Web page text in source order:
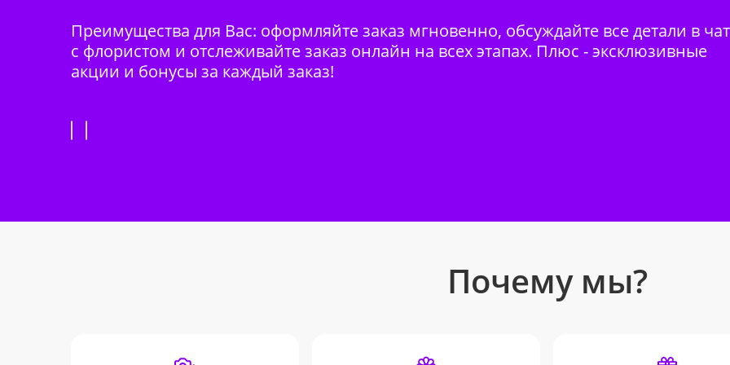
Преимущества для Вас: оформляйте заказ мгновенно, обсуждайте все детали в
с флористом и отслеживайте заказ онлайн на всех этапах. Плюс - эксклюзивные
акции и бонусы за каждый заказ!
Почему мы?